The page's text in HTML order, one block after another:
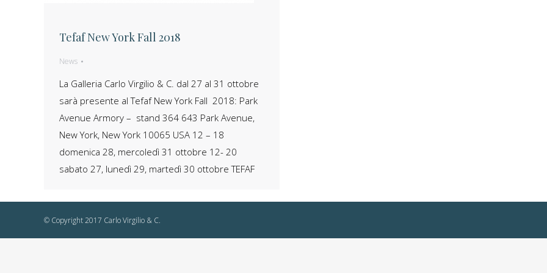
Tefaf New York Fall 2018
News
La Galleria Carlo Virgilio & C. dal 27 al 31 ottobre
sarà presente al Tefaf New York Fall 2018: Park
Avenue Armory – stand 364 643 Park Avenue,
New York, New York 10065 USA 12 – 18
domenica 28, mercoledì 31 ottobre 12- 20
sabato 27, lunedì 29, martedì 30 ottobre TEFAF
© Copyright 2017 Carlo Virgilio & C.